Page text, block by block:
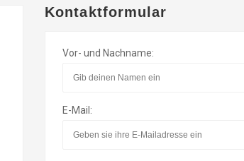
Kontaktformular
Vor- und Nachname:
E-Mail: